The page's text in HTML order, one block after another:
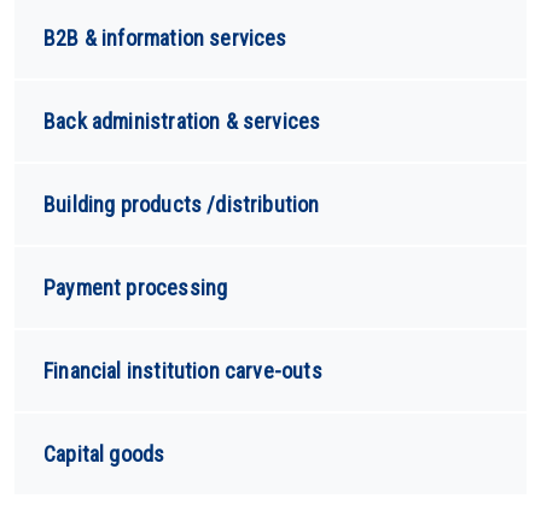
B2B & information services
Back administration & services
Building products /distribution
Payment processing
Financial institution carve-outs
Capital goods